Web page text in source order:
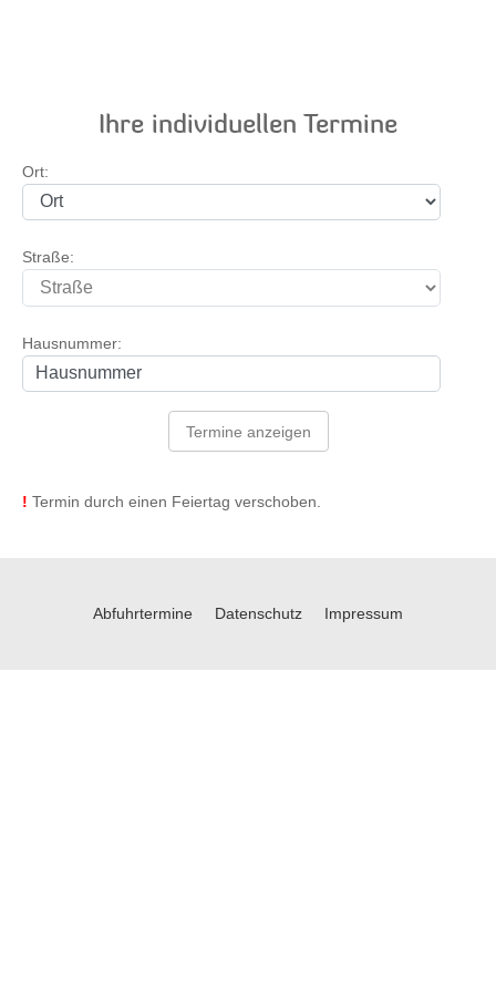
Ihre individuellen Termine
Ort:
Straße:
Hausnummer:
Termine anzeigen
! Termin durch einen Feiertag verschoben.
Abfuhrtermine Datenschutz Impressum